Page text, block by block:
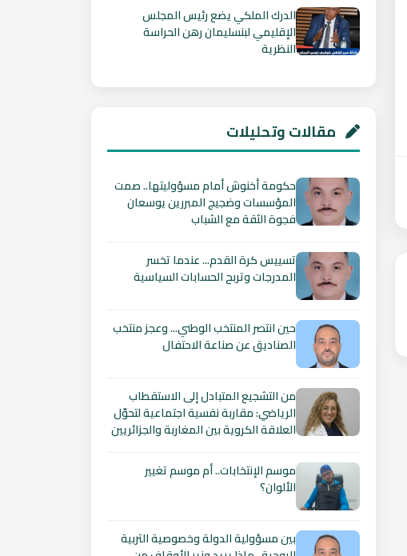
الدرك الملكي يضع رئيس المجلس
الإقليمي لبنسليمان رهن الحراسة
النظرية
مقالات وتحليلات
حكومة أخنوش أمام مسؤوليتها.. صمت
المؤسسات وضجيج المبررين يوسعان
فجوة الثقة مع الشباب
تسييس كرة القدم... عندما تخسر
المدرجات وتربح الحسابات السياسية
حين انتصر المنتخب الوطني... وعجز منتخب
الصناديق عن صناعة الاحتفال
من التشجيع المتبادل إلى الاستقطاب
الرياضي: مقاربة نفسية اجتماعية لتحوّل
العلاقة الكروية بين المغاربة والجزائريين
موسم الإنتخابات.. أم موسم تغيير
الألوان؟
بين مسؤولية الدولة وخصوصية التربية